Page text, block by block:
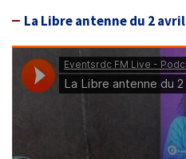
La Libre antenne du 2 avril